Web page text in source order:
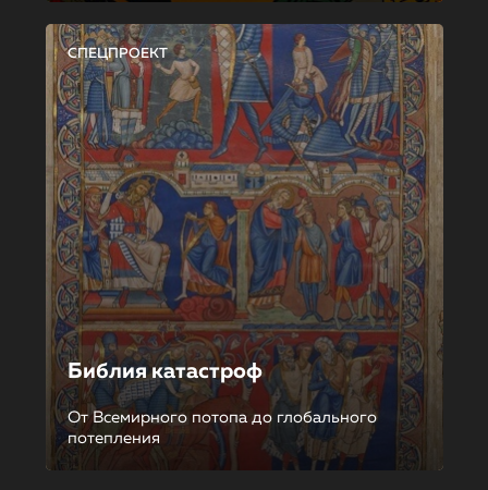
СПЕЦПРОЕКТ
Библия катастроф
От Всемирного потопа до глобального
потепления